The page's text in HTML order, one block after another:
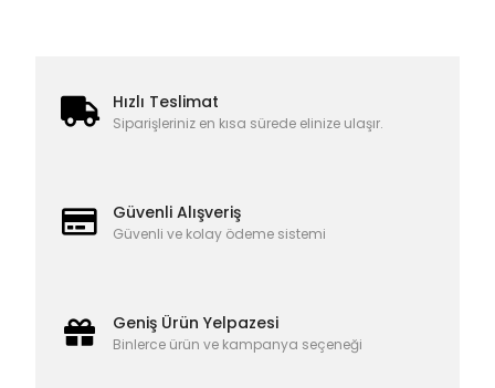
Hızlı Teslimat
Siparişleriniz en kısa sürede elinize ulaşır.
Güvenli Alışveriş
Güvenli ve kolay ödeme sistemi
Geniş Ürün Yelpazesi
Binlerce ürün ve kampanya seçeneği